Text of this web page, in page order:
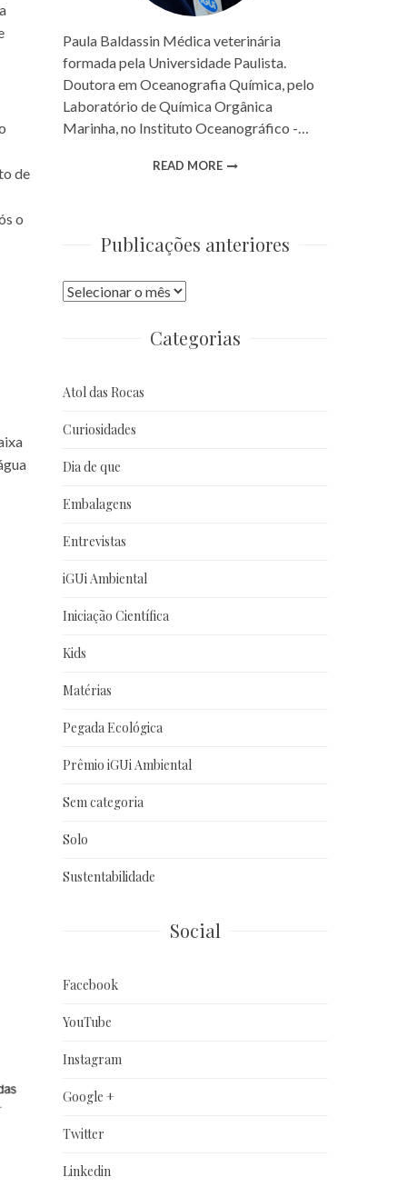
de
o
Paula Baldassin Médica veterinária
formada pela Universidade Paulista.
Doutora em Oceanografia Química, pelo
Laboratório de Química Orgânica
Marinha, no Instituto Oceanográfico -…
READ MORE
Publicações anteriores
Publicações
Categorias
Atol das Rocas
Curiosidades
Dia de que
Embalagens
Entrevistas
iGUi Ambiental
Iniciação Científica
Kids
Matérias
Pegada Ecológica
Prêmio iGUi Ambiental
Sem categoria
Solo
Sustentabilidade
Social
Facebook
YouTube
Instagram
Google +
Twitter
Linkedin